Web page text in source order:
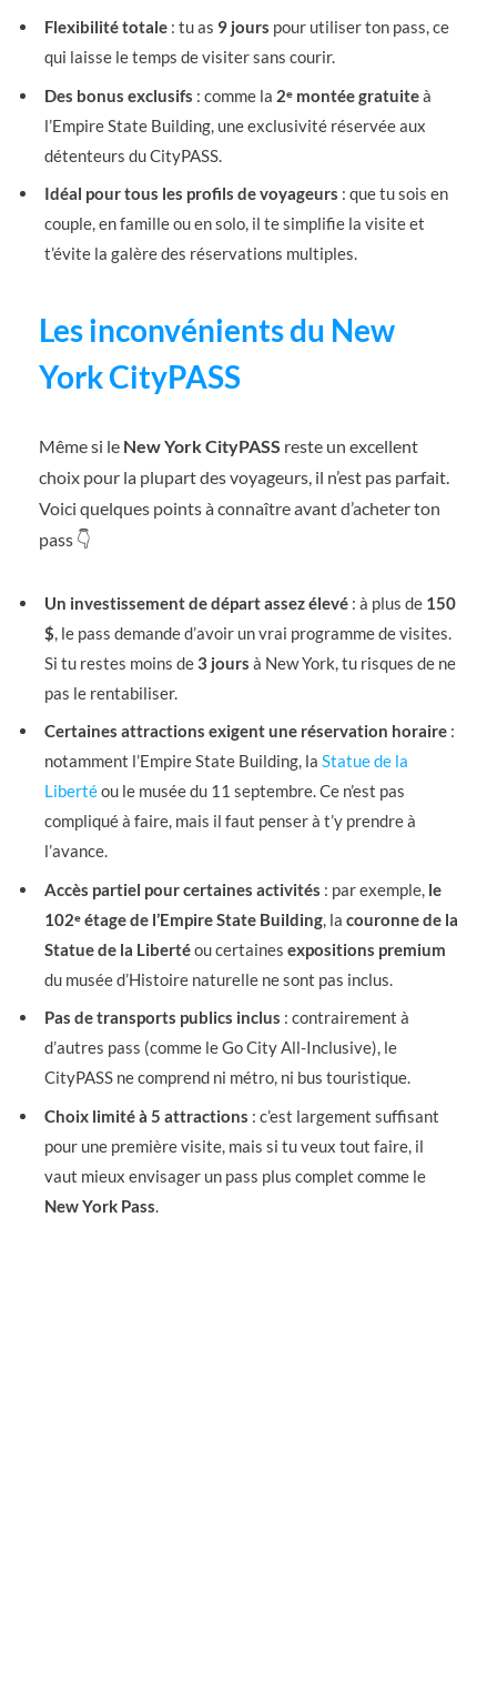
Flexibilité totale : tu as 9 jours pour utiliser ton pass, ce
qui laisse le temps de visiter sans courir.
Des bonus exclusifs : comme la 2ᵉ montée gratuiteà
l’Empire State Building, une exclusivité réservée aux
détenteurs du CityPASS.
Idéal pour tous les profils de voyageurs : que tu sois en
couple, en famille ou en solo, il te simplifie la visite et
t’évite la galère des réservations multiples.
Les inconvénients du New
York CityPASS
Même si le New York CityPASS reste un excellent
choix pour la plupart des voyageurs, il n’est pas parfait.
Voici quelques points à connaître avant d’acheter ton
pass 👇
Un investissement de départ assez élevé : à plus de 150
$, le pass demande d’avoir un vrai programme de visites.
Si tu restes moins de3 jours à New York, tu risques de ne
pas le rentabiliser.
Certaines attractions exigent une réservation horaire :
notamment l’Empire State Building, la Statue de la
Libertéou le musée du 11 septembre. Ce n’est pas
compliqué à faire, mais il faut penser à t’y prendre à
l’avance.
Accès partiel pour certaines activités : par exemple, le
102ᵉ étage de l’Empire State Building, la couronne de la
Statue de la Libertéou certaines expositions premium
du musée d’Histoire naturelle ne sont pas inclus.
Pas de transports publics inclus : contrairement à
d’autres pass (comme le Go City All-Inclusive), le
CityPASS ne comprend ni métro, ni bus touristique.
Choix limité à 5 attractions : c’est largement suffisant
pour une première visite, mais si tu veux tout faire, il
vaut mieux envisager un pass plus complet comme le
New York Pass.